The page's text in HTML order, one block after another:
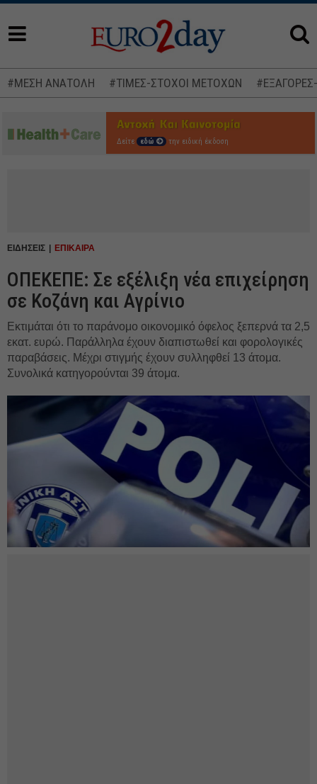
#ΜΕΣΗ ΑΝΑΤΟΛΗ #ΤΙΜΕΣ-ΣΤΟΧΟΙ ΜΕΤΟΧΩΝ
Δείτε εδώ την ειδική έκδοση
ΕΙΔΗΣΕΙΣ ΕΠΙΚΑΙΡΑ
ΟΠΕΚΕΠΕ: Σε εξέλιξη νέα επιχείρηση
σε Κοζάνη και Αγρίνιο
Εκτιμάται ότι το παράνομο οικονομικό όφελος ξεπερνά τα 2,5
εκατ. ευρώ. Παράλληλα έχουν διαπιστωθεί και φορολογικές
παραβάσεις. Μέχρι στιγμής έχουν συλληφθεί 13 άτομα.
Συνολικά κατηγορούνται 39 άτομα.